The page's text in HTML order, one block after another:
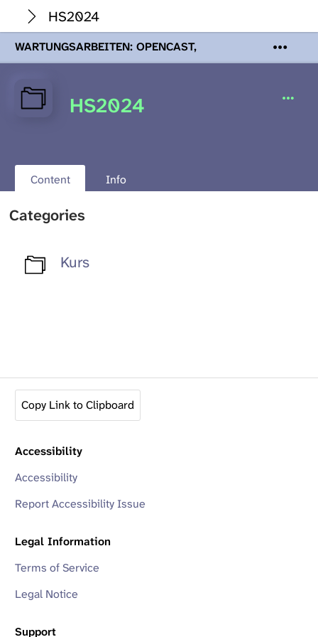
HS2024
WARTUNGSARBEITEN: OPENCAST,
PODCASTS & TOBIRA
Mi 19. August
Wartungsarbeiten an den Opencast-
Servern werden Ihnen Podcasts,
HS2024
Content Info
Categories
Kurs
Copy Link to Clipboard
Accessibility
Accessibility
Report Accessibility Issue
Legal Information
Terms of Service
Legal Notice
Support